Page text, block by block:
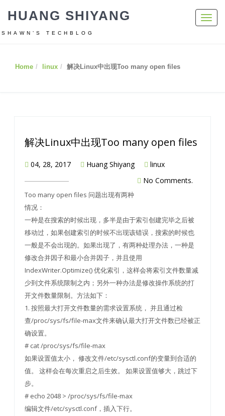
HUANG SHIYANG
SHAWN’S TECHBLOG
Home linux 解决Linux中出现Too many open files
解决Linux中出现Too many open files
04, 28, 2017 Huang Shiyang
linux
No Comments.
Too many open files 问题出现有两种
情况：
一种是在搜索的时候出现，多半是由于索引创建完毕之后被
移动过，如果创建索引的时候不出现该错误，搜索的时候也
一般是不会出现的。如果出现了，有两种处理办法，一种是
修改合并因子和最小合并因子，并且使用
IndexWriter.Optimize() 优化索引，这样会将索引文件数量减
少到文件系统限制之内；另外一种办法是修改操作系统的打
开文件数量限制。方法如下：
1. 按照最大打开文件数量的需求设置系统， 并且通过检
查/proc/sys/fs/file-max文件来确认最大打开文件数已经被正
确设置。
# cat /proc/sys/fs/file-max
如果设置值太小， 修改文件/etc/sysctl.conf的变量到合适的
值。 这样会在每次重启之后生效。 如果设置值够大，跳过下
步。
# echo 2048 > /proc/sys/fs/file-max
编辑文件/etc/sysctl.conf，插入下行。